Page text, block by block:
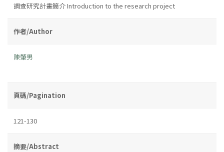
調查研究計畫簡介 Introduction to the research project
作者/Author
陳肇男
頁碼/Pagination
121-130
摘要/Abstract